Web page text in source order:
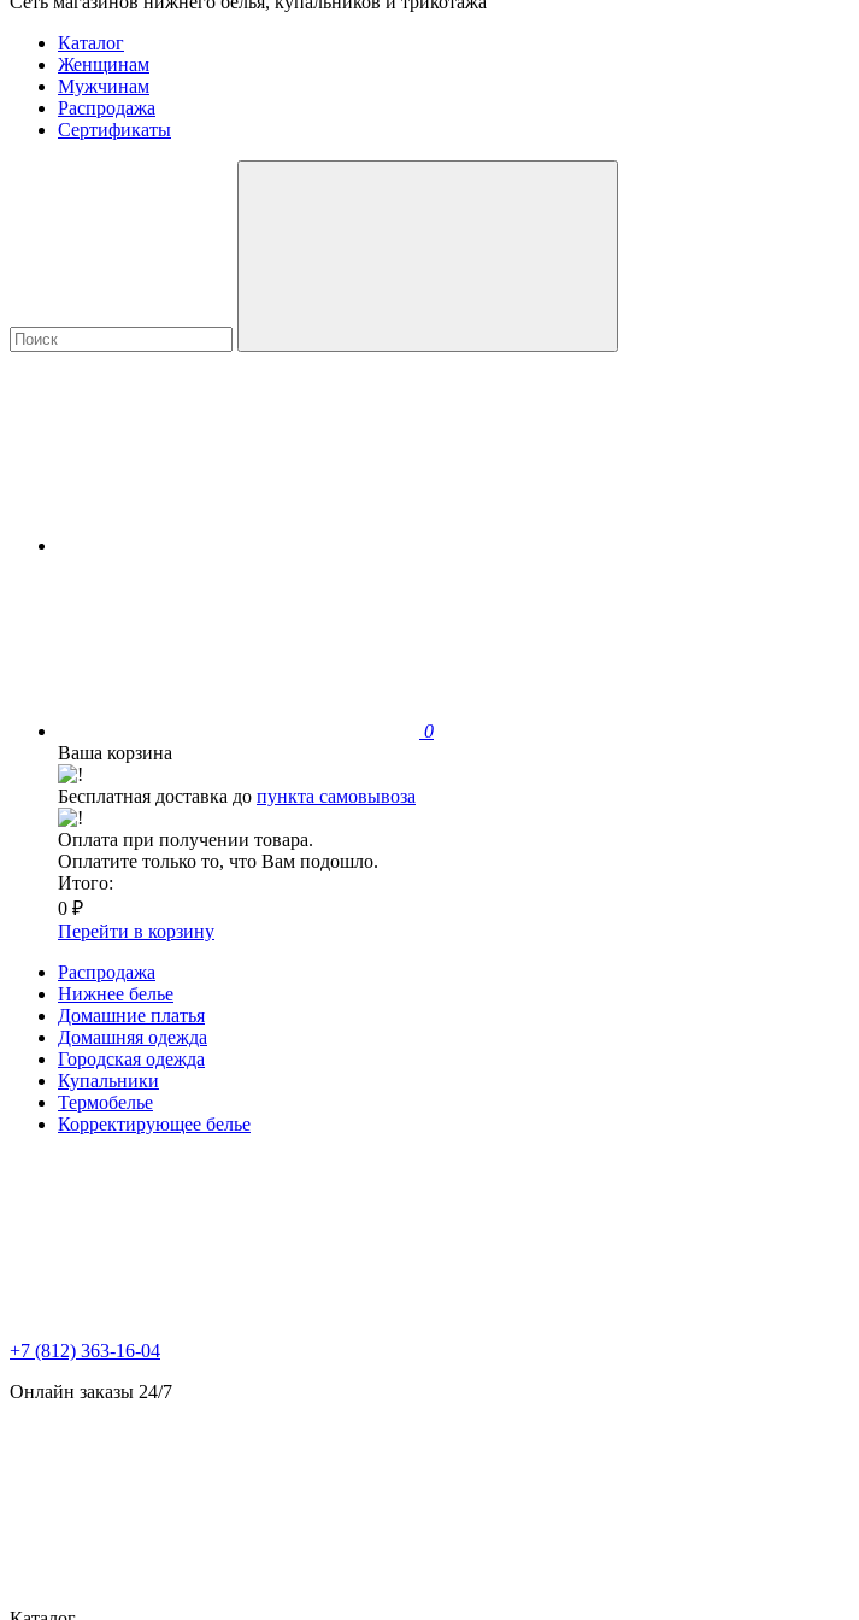
Каталог
Женщинам
Мужчинам
Распродажа
Сертификаты
0
Ваша корзина
Бесплатная доставка до пункта самовывоза
Оплата при получении товара.
Оплатите только то, что Вам подошло.
Итого:
0 ₽
Перейти в корзину
Распродажа
Нижнее белье
Домашние платья
Домашняя одежда
Городская одежда
Купальники
Термобелье
Корректирующее белье
+7 (812) 363-16-04
Онлайн заказы 24/7